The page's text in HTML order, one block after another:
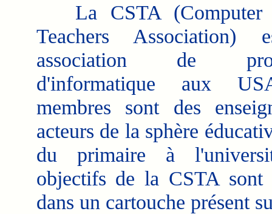
La CSTA (Computer
Teachers Association)
association de
d'informatique aux
membres sont des
acteurs de la sphère
du primaire à
objectifs de la CSTA sont
dans un cartouche présent